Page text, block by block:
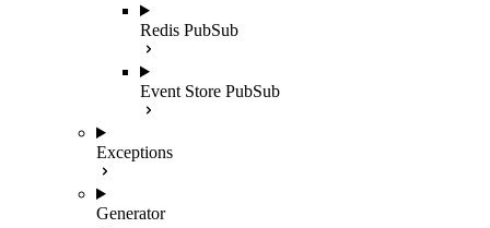
Redis PubSub
Event Store PubSub
Exceptions
Generator